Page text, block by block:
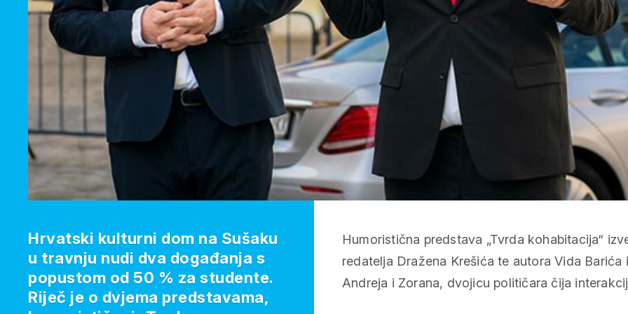
Humoristična predstava „Tvrda kohabitacija“
redatelja Dražena Krešića te autora Vida
Andreja i Zorana, dvojicu političara čija
Hrvatski kulturni dom na Sušaku
u travnju nudi dva događanja s
popustom od 50 % za studente.
Riječ je o dvjema predstavama,